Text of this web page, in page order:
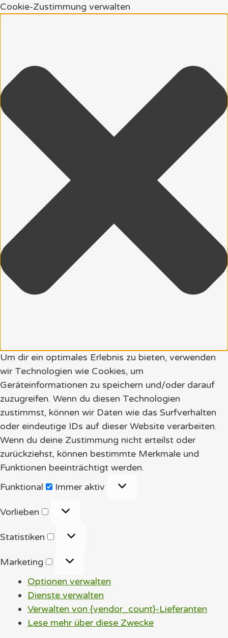
Cookie-Zustimmung verwalten
Um dir ein optimales Erlebnis zu bieten, verwenden
wir Technologien wie Cookies, um
Geräteinformationen zu speichern und/oder darauf
zuzugreifen. Wenn du diesen Technologien
zustimmst, können wir Daten wie das Surfverhalten
oder eindeutige IDs auf dieser Website verarbeiten.
Wenn du deine Zustimmung nicht erteilst oder
zurückziehst, können bestimmte Merkmale und
Funktionen beeinträchtigt werden.
Funktional
Funktional
Immer aktiv
Vorlieben
Vorlieben
Statistiken
Statistiken
Marketing
Marketing
Optionen verwalten
Dienste verwalten
Verwalten von {vendor_count}-Lieferanten
Lese mehr über diese Zwecke